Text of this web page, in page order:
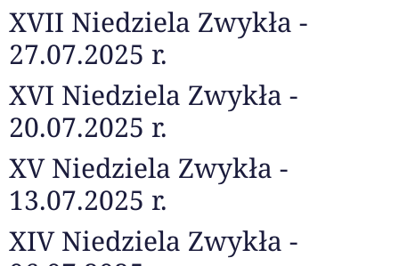
XVII Niedziela Zwykła -
27.07.2025 r.
XVI Niedziela Zwykła -
20.07.2025 r.
XV Niedziela Zwykła -
13.07.2025 r.
XIV Niedziela Zwykła -